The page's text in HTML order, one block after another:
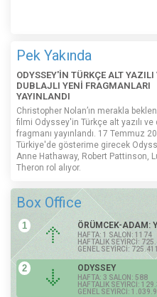
Pek Yakında
ODYSSEY'İN TÜRKÇE ALT YAZILI
DUBLAJLI YENİ FRAGMANLARI
YAYINLANDI
Christopher Nolan’ın merakla
filmi Odyssey'in Türkçe alt yazılı ve
fragmanı yayınlandı. 17 Temmuz
Türkiye'de gösterime girecek
Anne Hathaway, Robert Pattinson,
Theron rol alıyor.
Box Office
1 ÖRÜMCEK-ADAM:
HAFTA: 1 SALON: 1174
HAFTALIK SEYİRCİ:
GENEL SEYİRCİ: 725.411
2 ODYSSEY
HAFTA: 3 SALON: 588
HAFTALIK SEYİRCİ:
GENEL SEYİRCİ: